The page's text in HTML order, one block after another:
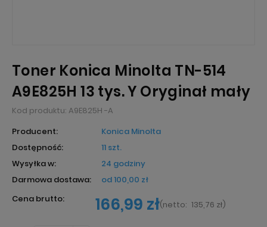
Toner Konica Minolta TN-514
A9E825H 13 tys. Y Oryginał mały
Kod produktu: A9E825H -A
Producent:
Konica Minolta
Dostępność:
11 szt.
Wysyłka w:
24 godziny
Darmowa dostawa:
od 100,00 zł
Cena brutto:
166,99 zł(netto: 135,76 zł)